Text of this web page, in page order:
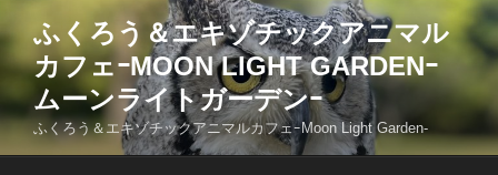
ン
テ
ツ
ふくろう＆エキゾチックアニマル
カフェｰMOON LIGHT GARDENｰ
ムーンライトガーデンｰ
ふくろう＆エキゾチックアニマルカフェｰMoon Light Garden-